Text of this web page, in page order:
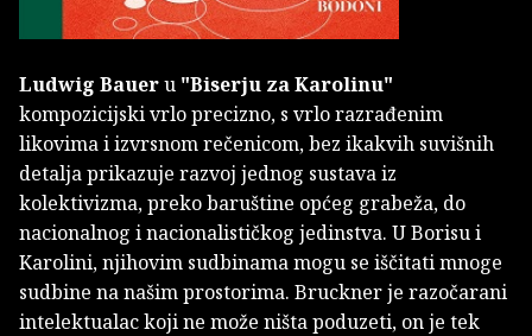
Ludwig Baueru "Biserju za Karolinu"
kompozicijski vrlo precizno, s vrlo razrađenim
likovima i izvrsnom rečenicom, bez ikakvih suvišnih
detalja prikazuje razvoj jednog sustava iz
kolektivizma, preko baruštine općeg grabeža, do
nacionalnog i nacionalističkog jedinstva. U Borisu i
Karolini, njihovim sudbinama mogu se iščitati mnoge
sudbine na našim prostorima. Bruckner je razočarani
intelektualac koji ne može ništa poduzeti, on je tek